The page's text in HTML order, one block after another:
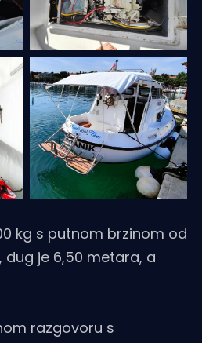
kg s putnom brzinom od
dug je 6,50 metara, a
razgovoru s